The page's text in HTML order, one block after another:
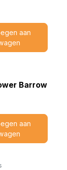
aan
Barrow
aan